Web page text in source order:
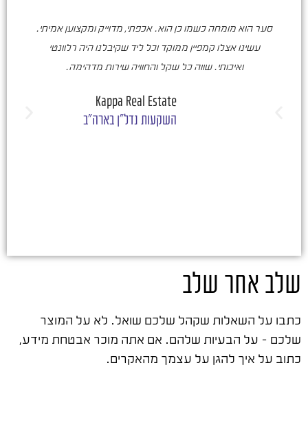
סער הוא מומחה כשמו כן הוא. אכפתי, מדוייק ומקצוען אמיתי.
עשינו אצלו קמפיין ממוקד וכל ליד שקיבלנו היה רלוונטי
ואיכותי. שווה כל שקל והחוויה שירות מדהימה.
Kappa Real Estate
השקעות נדל"ן בארה"ב
שלב אחר שלב
כתבו על השאלות שקהל שלכם שואל. לא על המוצר
שלכם – על הבעיות שלהם. אם אתה מוכר אבטחת מידע,
כתוב על איך להגן על עצמך מהאקרים.